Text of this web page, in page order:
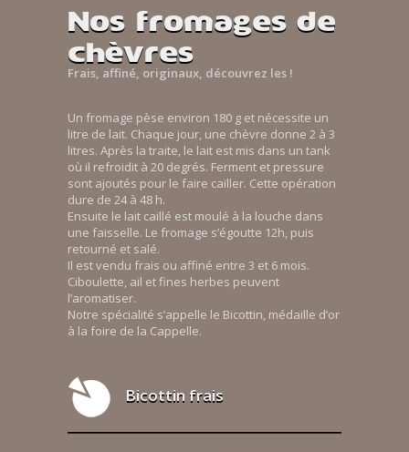
Nos fromages de
chèvres
Frais, affiné, originaux, découvrez les !
Un fromage pèse environ 180 g et nécessite un
litre de lait. Chaque jour, une chèvre donne 2 à 3
litres. Après la traite, le lait est mis dans un tank
où il refroidit à 20 degrés. Ferment et pressure
sont ajoutés pour le faire cailler. Cette opération
dure de 24 à 48 h.
Ensuite le lait caillé est moulé à la louche dans
une faisselle. Le fromage s’égoutte 12h, puis
retourné et salé.
Il est vendu frais ou affiné entre 3 et 6 mois.
Ciboulette, ail et fines herbes peuvent
l’aromatiser.
Notre spécialité s’appelle le Bicottin, médaille d’or
à la foire de la Cappelle.
Bicottin frais